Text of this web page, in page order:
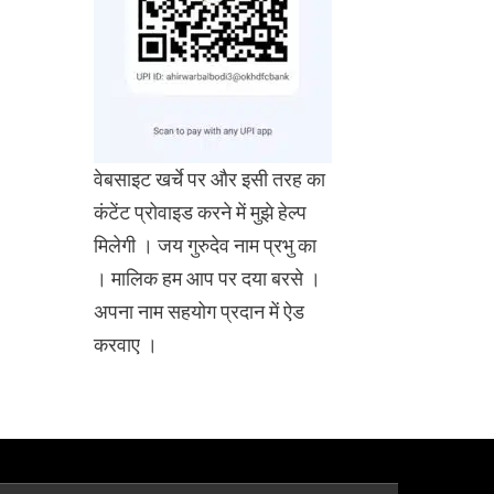
वेबसाइट खर्चे पर और इसी तरह का
कंटेंट प्रोवाइड करने में मुझे हेल्प
मिलेगी । जय गुरुदेव नाम प्रभु का
। मालिक हम आप पर दया बरसे ।
अपना नाम सहयोग प्रदान में ऐड
करवाए ।